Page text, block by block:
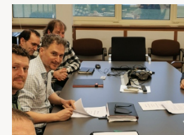
Assistance en vie privée
Développement professionnel
Devenir Membre